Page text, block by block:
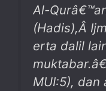
Al-
(Hadis),Â
erta dalil
MUI:5),